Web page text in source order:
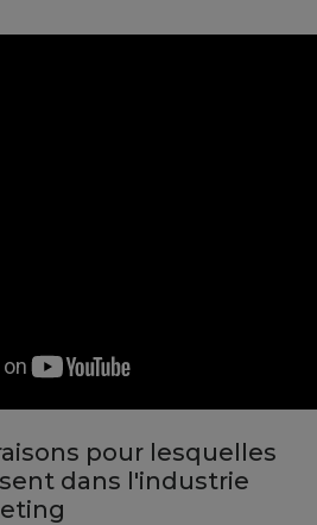
pour lesquelles
dans l'industrie